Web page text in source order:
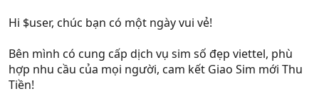
Hi $user, chúc bạn có một ngày vui vẻ!
Bên mình có cung cấp dịch vụ sim số đẹp viettel, phù
hợp nhu cầu của mọi người, cam kết Giao Sim mới Thu
Tiền!